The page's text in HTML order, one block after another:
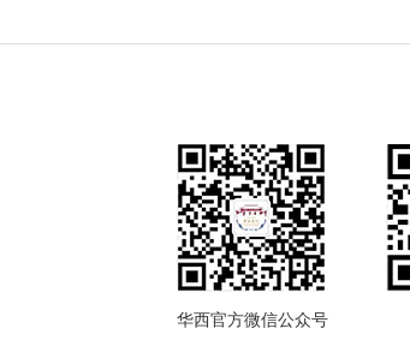
华西官方微信公众号